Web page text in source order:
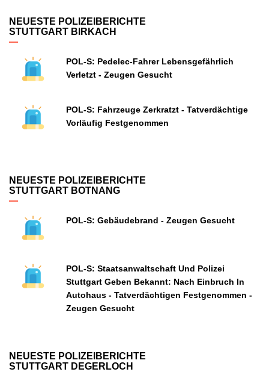
NEUESTE POLIZEIBERICHTE
STUTTGART BIRKACH
POL-S: Pedelec-Fahrer Lebensgefährlich
Verletzt - Zeugen Gesucht
POL-S: Fahrzeuge Zerkratzt - Tatverdächtige
Vorläufig Festgenommen
NEUESTE POLIZEIBERICHTE
STUTTGART BOTNANG
POL-S: Gebäudebrand - Zeugen Gesucht
POL-S: Staatsanwaltschaft Und Polizei
Stuttgart Geben Bekannt: Nach Einbruch In
Autohaus - Tatverdächtigen Festgenommen -
Zeugen Gesucht
NEUESTE POLIZEIBERICHTE
STUTTGART DEGERLOCH